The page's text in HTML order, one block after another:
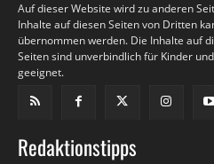
Auf dieser Website wird zu anderen
Inhalte auf diesen Seiten von Dritten
übernommen werden. Die Inhalte auf
Seiten sind unverbindlich für Kinder
geeignet.
Redaktionstipps